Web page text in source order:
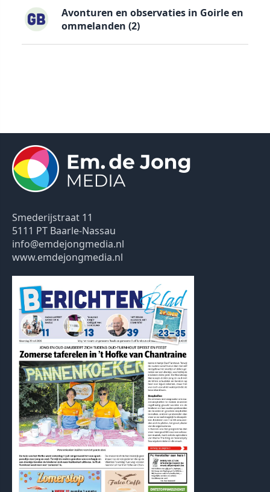
Avonturen en observaties in Goirle en
ommelanden (2)
Smederijstraat 11
5111 PT Baarle-Nassau
info@emdejongmedia.nl
www.emdejongmedia.nl